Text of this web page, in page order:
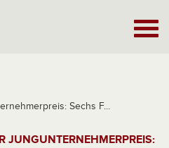
Sechs F...
JUNGUNTERNEHMERPREIS: